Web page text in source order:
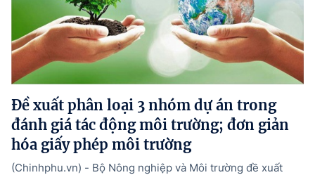
Doanh nghiệp hiến kế
Chính sách và cuộc sống
Hướng dẫn thực hiện chính sách
Phát triển kinh tế tư nhân và doanh nghiệp dân tộc
Ocop và chuỗi giá trị Nông sản
Kinh tế tư nhân
Đề xuất phân loại 3 nhóm dự án trong
đánh giá tác động môi trường; đơn giản
hóa giấy phép môi trường
(Chinhphu.vn) - Bộ Nông nghiệp và Môi trường đề xuất